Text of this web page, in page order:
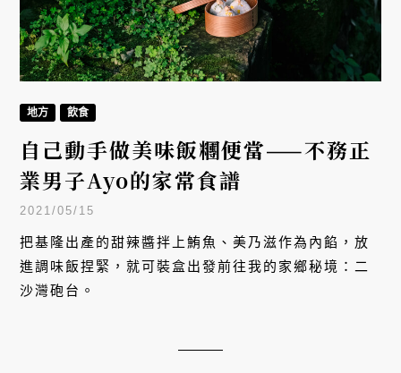
地方 飲食
自己動手做美味飯糰便當——不務正
業男子Ayo的家常食譜
2021/05/15
把基隆出產的甜辣醬拌上鮪魚、美乃滋作為內餡，放
進調味飯捏緊，就可裝盒出發前往我的家鄉秘境：二
沙灣砲台。